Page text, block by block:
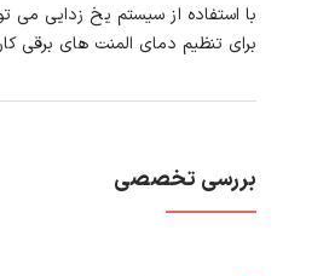
با استفاده از سیستم یخ زدایی می
برای تنظیم دمای المنت های برقی
بررسی تخصصی